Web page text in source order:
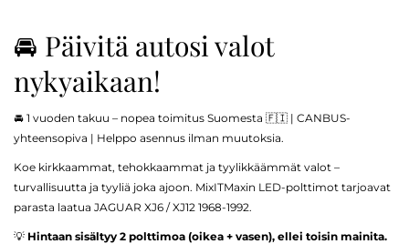
🚘 Päivitä autosi valot
nykyaikaan!
🚘 1 vuoden takuu – nopea toimitus Suomesta 🇫🇮 | CANBUS-
yhteensopiva | Helppo asennus ilman muutoksia.
Koe kirkkaammat, tehokkaammat ja tyylikkäämmät valot –
turvallisuutta ja tyyliä joka ajoon. MixITMaxin LED-polttimot tarjoavat
parasta laatua JAGUAR XJ6 / XJ12 1968-1992.
💡 Hintaan sisältyy 2 polttimoa (oikea + vasen), ellei toisin mainita.